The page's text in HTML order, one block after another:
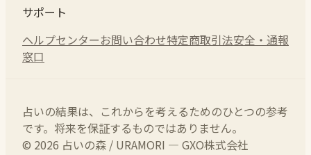
サポート
ヘルプセンターお問い合わせ特定商取引法安全・通報
窓口
占いの結果は、これからを考えるためのひとつの参考
です。将来を保証するものではありません。
© 2026 占いの森 / URAMORI — GXO株式会社